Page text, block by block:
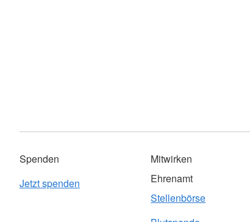
Spenden
Jetzt spenden
Mitwirken
Ehrenamt
Stellenbörse